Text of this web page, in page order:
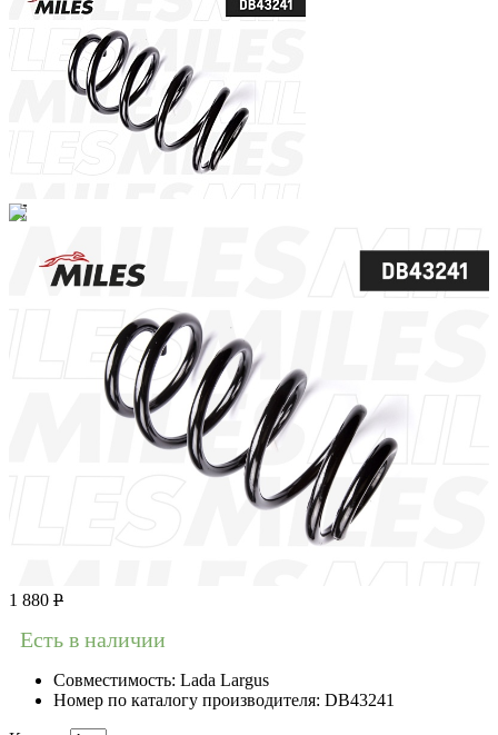
1 880 Р
Есть в наличии
Совместимость: Lada Largus
Номер по каталогу производителя: DB43241